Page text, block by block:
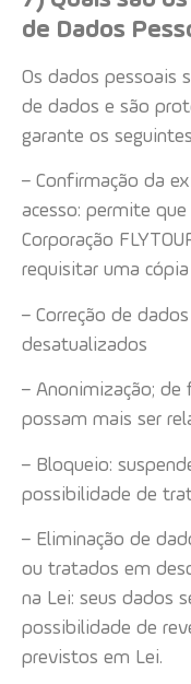
de Dados
Os dados pessoais
de dados e são
garante os
– Confirmação da
acesso: permite
Corporação
requisitar uma
– Correção de
desatualizados
– Anonimização; de
possam mais ser
– Bloqueio:
possibilidade de
– Eliminação de
ou tratados em
na Lei: seus dados
possibilidade de
previstos em Lei.